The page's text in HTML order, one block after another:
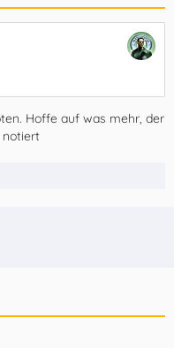
Hoffe auf was mehr, der
notiert